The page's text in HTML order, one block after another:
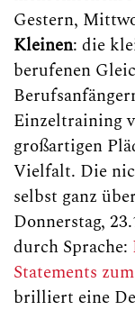
Gestern,
Kleinen: die
berufenen
Einzeltraining
großartigen
Vielfalt. Die
selbst ganz
Donnerstag,
durch Sprache:
Statements
brilliert eine